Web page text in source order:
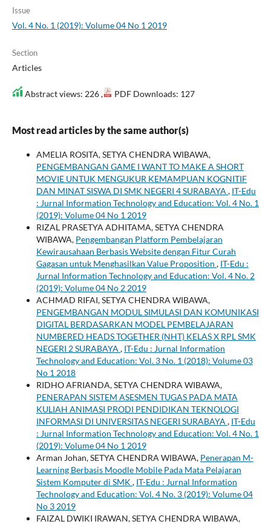
Issue
Vol. 4 No. 1 (2019): Volume 04 No 1 2019
Section
Articles
Abstract views: 226 , PDF Downloads: 127
Most read articles by the same author(s)
AMELIA ROSITA, SETYA CHENDRA WIBAWA,
PENGEMBANGAN GAME I WANT TO MAKE A SHORT
MOVIE UNTUK MENGUKUR KEMAMPUAN KOGNITIF
DAN MINAT SISWA DI SMK NEGERI 4 SURABAYA , IT-Edu
: Jurnal Information Technology and Education: Vol. 4 No. 1
(2019): Volume 04 No 1 2019
RIZAL PRASETYA ADHITAMA, SETYA CHENDRA
WIBAWA, Pengembangan Platform Pembelajaran
Kewirausahaan Berbasis Website dengan Fitur Curah
Gagasan untuk Menghasilkan Value Proposition , IT-Edu :
Jurnal Information Technology and Education: Vol. 4 No. 2
(2019): Volume 04 No 2 2019
ACHMAD RIFAI, SETYA CHENDRA WIBAWA,
PENGEMBANGAN MODUL SIMULASI DAN KOMUNIKASI
DIGITAL BERDASARKAN MODEL PEMBELAJARAN
NUMBERED HEADS TOGETHER (NHT) KELAS X RPL SMK
NEGERI 2 SURABAYA , IT-Edu : Jurnal Information
Technology and Education: Vol. 3 No. 1 (2018): Volume 03
No 1 2018
RIDHO AFRIANDA, SETYA CHENDRA WIBAWA,
PENERAPAN SISTEM ASESMEN TUGAS PADA MATA
KULIAH ANIMASI PRODI PENDIDIKAN TEKNOLOGI
INFORMASI DI UNIVERSITAS NEGERI SURABAYA , IT-Edu
: Jurnal Information Technology and Education: Vol. 4 No. 1
(2019): Volume 04 No 1 2019
Arman Johan, SETYA CHENDRA WIBAWA, Penerapan M-
Learning Berbasis Moodle Mobile Pada Mata Pelajaran
Sistem Komputer di SMK , IT-Edu : Jurnal Information
Technology and Education: Vol. 4 No. 3 (2019): Volume 04
No 3 2019
FAIZAL DWIKI IRAWAN, SETYA CHENDRA WIBAWA,